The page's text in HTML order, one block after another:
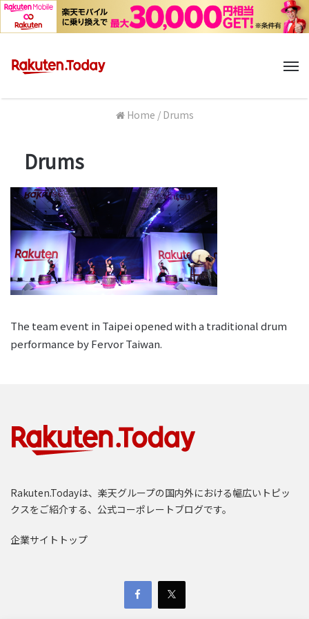
Home / Drums
Drums
The team event in Taipei opened with a traditional drum
performance by Fervor Taiwan.
Rakuten.Todayは、楽天グループの国内外における幅広いトピッ
クスをご紹介する、公式コーポレートブログです。
企業サイトトップ